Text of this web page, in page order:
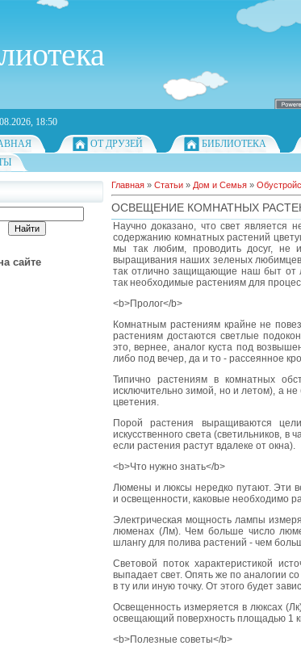
18:50
ОТ ДРУЗЕЙ БИБЛИОТЕКА
сайте
Главная » Статьи » Дом и Семья »
ОСВЕЩЕНИЕ КОМНАТНЫХ
Научно доказано, что свет
содержанию комнатных растений
мы так любим, проводить досуг, не
выращивания наших зеленых
так отлично защищающие наш быт от
так необходимые растениям для
<b>Пролог</b>
Комнатным растениям крайне не
растениям достаются светлые
это, вернее, аналог куста под
либо под вечер, да и то - рассеянное
Типично растениям в комнатных
исключительно зимой, но и летом), а не
цветения.
Порой растения выращиваются
искусственного света (светильников,
если растения растут вдалеке от окна).
<b>Что нужно знать</b>
Люмены и люксы нередко путают. Эти
и освещенности, каковые необходимо
Электрическая мощность лампы
люменах (Лм). Чем больше число
шлангу для полива растений - чем
Световой поток характеристикой
выпадает свет. Опять же по аналогии
в ту или иную точку. От этого будет
Освещенность измеряется в люксах
освещающий поверхность площадью 1
<b>Полезные советы</b>